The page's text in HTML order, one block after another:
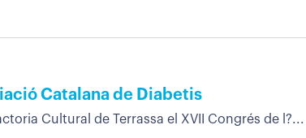
Catalana de Diabetis
Cultural de Terrassa el XVII Congrés de l?...